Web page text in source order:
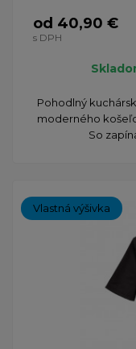
od 40,90 €
s DPH
Pohodlný
moderného
So
Vlastná výšivka